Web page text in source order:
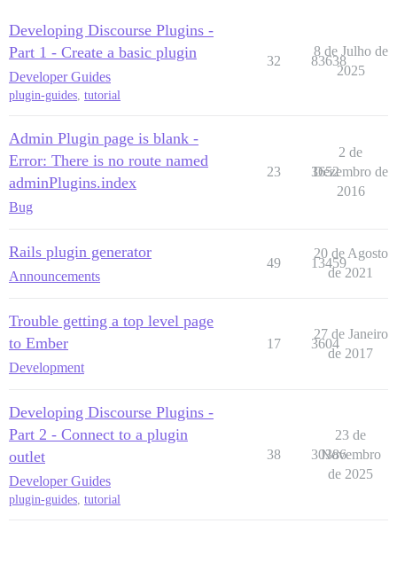
Developing Discourse Plugins -
Part 1 - Create a basic plugin
Developer Guides
plugin-guides, tutorial
32 83638
8 de Julho de
2025
Admin Plugin page is blank -
Error: There is no route named
adminPlugins.index
Bug
23 3652
2 de
Dezembro de
2016
Rails plugin generator
Announcements
49 13459
20 de Agosto
de 2021
Trouble getting a top level page
to Ember
Development
17 3604
27 de Janeiro
de 2017
Developing Discourse Plugins -
Part 2 - Connect to a plugin
outlet
Developer Guides
plugin-guides, tutorial
38 30386
23 de
Novembro
de 2025